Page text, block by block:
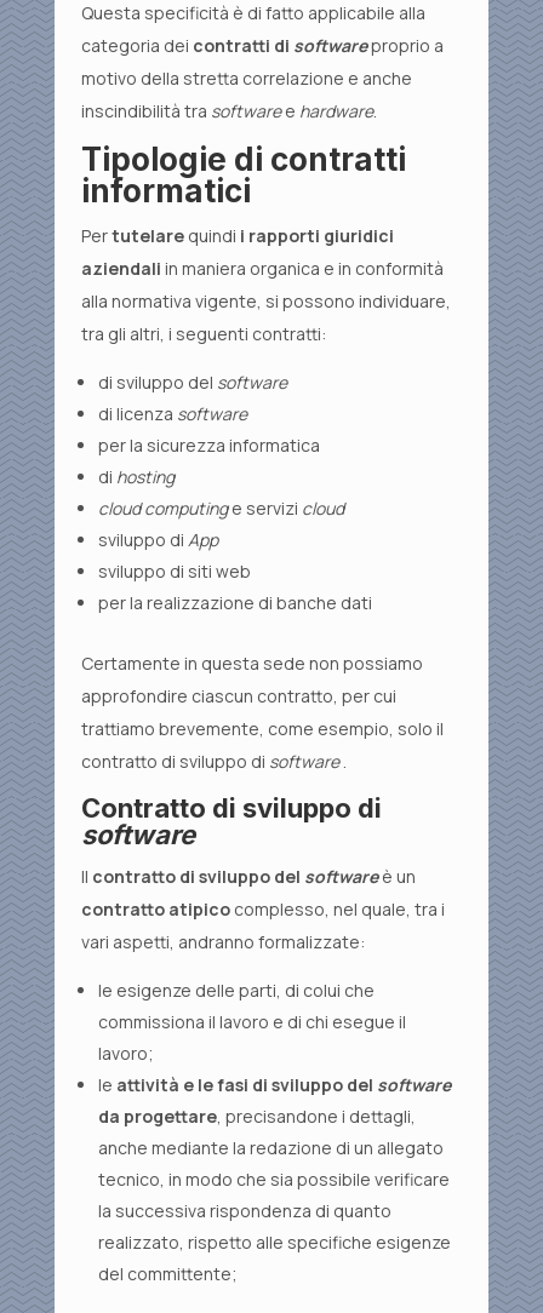
Questa specificità è di fatto applicabile alla
categoria dei contratti di softwareproprio a
motivo della stretta correlazione e anche
inscindibilità tra softwaree hardware.
Tipologie di contratti
informatici
Pertutelarequindi i rapporti giuridici
aziendali in maniera organica e in conformità
alla normativa vigente, si possono individuare,
tra gli altri, i seguenti contratti:
di sviluppo del software
di licenza software
per la sicurezza informatica
di hosting
cloud computinge servizi cloud
sviluppo di App
sviluppo di siti web
per la realizzazione di banche dati
Certamente in questa sede non possiamo
approfondire ciascun contratto, per cui
trattiamo brevemente, come esempio, solo il
contratto di sviluppo di software.
Contratto di sviluppo di
software
Il contratto di sviluppo del softwareè un
contratto atipicocomplesso, nel quale, tra i
vari aspetti, andranno formalizzate:
le esigenze delle parti, di colui che
commissiona il lavoro e di chi esegue il
lavoro;
le attività e le fasi di sviluppo del software
da progettare, precisandone i dettagli,
anche mediante la redazione di un allegato
tecnico, in modo che sia possibile verificare
la successiva rispondenza di quanto
realizzato, rispetto alle specifiche esigenze
del committente;